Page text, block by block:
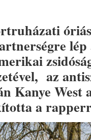
lép
az
Kanye West
a